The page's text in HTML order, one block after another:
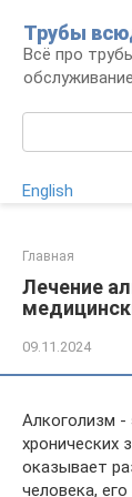
контенту
Трубы
Всё про
обслуживание
English
Главная
Лечение
09.11.2024
Алкоголизм -
хронических
оказывает
человека,